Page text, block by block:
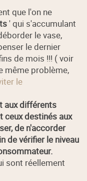
que l'on ne
' qui s'accumulant
le vase,
le dernier
de mois !!! ( voir
même problème,
le
aux différents
ceux destinés aux
de n'accorder
de vérifier le niveau
sont réellement